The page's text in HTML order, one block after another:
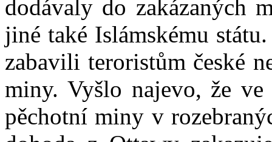
dodávaly do zakázaných
jiné také Islámskému
zabavili teroristům české
miny. Vyšlo najevo, že
pěchotní miny v